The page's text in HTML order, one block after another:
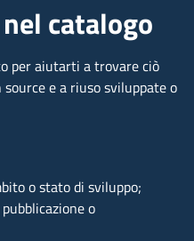
catalogo
per aiutarti a trovare ciò
e a riuso sviluppate o
o stato di sviluppo;
o